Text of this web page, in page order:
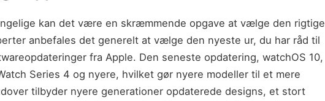
kan det være en skræmmende opgave at vælge den rigtige
anbefales det generelt at vælge den nyeste ur, du har råd til
fra Apple. Den seneste opdatering, watchOS 10,
Series 4 og nyere, hvilket gør nyere modeller til et mere
tilbyder nyere generationer opdaterede designs, et stort